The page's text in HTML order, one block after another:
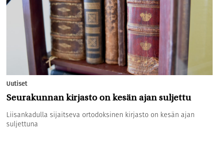
Uutiset
Seurakunnan kirjasto on kesän ajan suljettu
Liisankadulla sijaitseva ortodoksinen kirjasto on kesän ajan
suljettuna